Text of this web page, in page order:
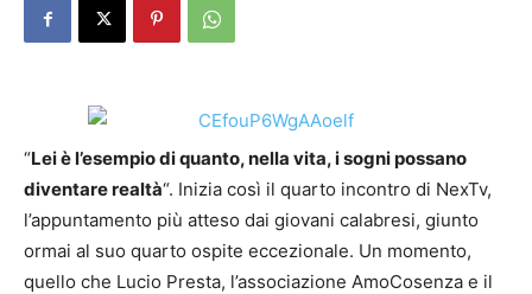
“Lei è l’esempio di quanto, nella vita, i sogni possano
diventare realtà“. Inizia così il quarto incontro di NexTv,
l’appuntamento più atteso dai giovani calabresi, giunto
ormai al suo quarto ospite eccezionale. Un momento,
quello che Lucio Presta, l’associazione AmoCosenza e il